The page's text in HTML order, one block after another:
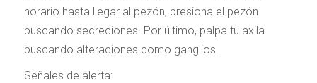
horario hasta llegar al pezón, presiona el pezón
buscando secreciones. Por último, palpa tu axila
buscando alteraciones como ganglios.
Señales de alerta: